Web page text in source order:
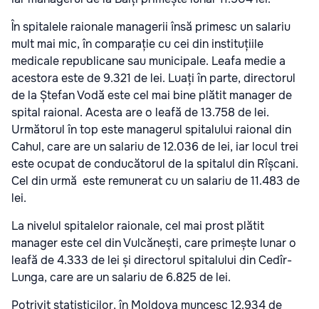
În spitalele raionale managerii însă primesc un salariu
mult mai mic, în comparație cu cei din instituțiile
medicale republicane sau municipale. Leafa medie a
acestora este de 9.321 de lei. Luați în parte, directorul
de la Ștefan Vodă este cel mai bine plătit manager de
spital raional. Acesta are o leafă de 13.758 de lei.
Următorul în top este managerul spitalului raional din
Cahul, care are un salariu de 12.036 de lei, iar locul trei
este ocupat de conducătorul de la spitalul din Rîșcani.
Cel din urmă este remunerat cu un salariu de 11.483 de
lei.
La nivelul spitalelor raionale, cel mai prost plătit
manager este cel din Vulcănești, care primește lunar o
leafă de 4.333 de lei și directorul spitalului din Cedîr-
Lunga, care are un salariu de 6.825 de lei.
Potrivit statisticilor, în Moldova muncesc 12.934 de